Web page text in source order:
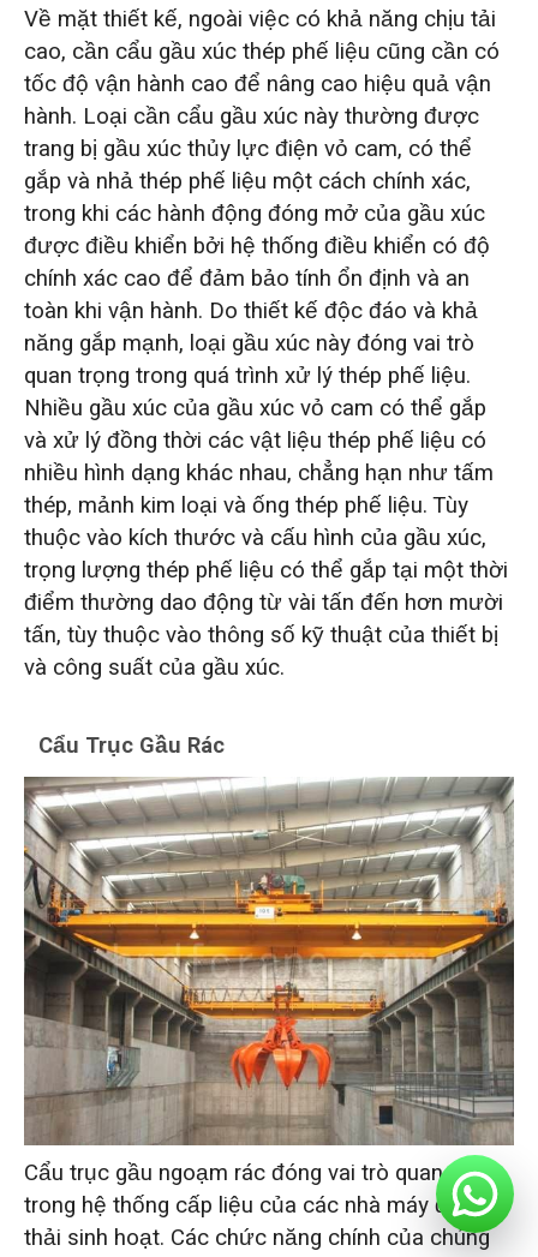
Về mặt thiết kế, ngoài việc có khả năng chịu tải
cao, cần cẩu gầu xúc thép phế liệu cũng cần có
tốc độ vận hành cao để nâng cao hiệu quả vận
hành. Loại cần cẩu gầu xúc này thường được
trang bị gầu xúc thủy lực điện vỏ cam, có thể
gắp và nhả thép phế liệu một cách chính xác,
trong khi các hành động đóng mở của gầu xúc
được điều khiển bởi hệ thống điều khiển có độ
chính xác cao để đảm bảo tính ổn định và an
toàn khi vận hành. Do thiết kế độc đáo và khả
năng gắp mạnh, loại gầu xúc này đóng vai trò
quan trọng trong quá trình xử lý thép phế liệu.
Nhiều gầu xúc của gầu xúc vỏ cam có thể gắp
và xử lý đồng thời các vật liệu thép phế liệu có
nhiều hình dạng khác nhau, chẳng hạn như tấm
thép, mảnh kim loại và ống thép phế liệu. Tùy
thuộc vào kích thước và cấu hình của gầu xúc,
trọng lượng thép phế liệu có thể gắp tại một thời
điểm thường dao động từ vài tấn đến hơn mười
tấn, tùy thuộc vào thông số kỹ thuật của thiết bị
và công suất của gầu xúc.
Cẩu Trục Gầu Rác
Cẩu trục gầu ngoạm rác đóng vai trò quan trọng
trong hệ thống cấp liệu của các nhà máy đốt rác
thải sinh hoạt. Các chức năng chính của chúng